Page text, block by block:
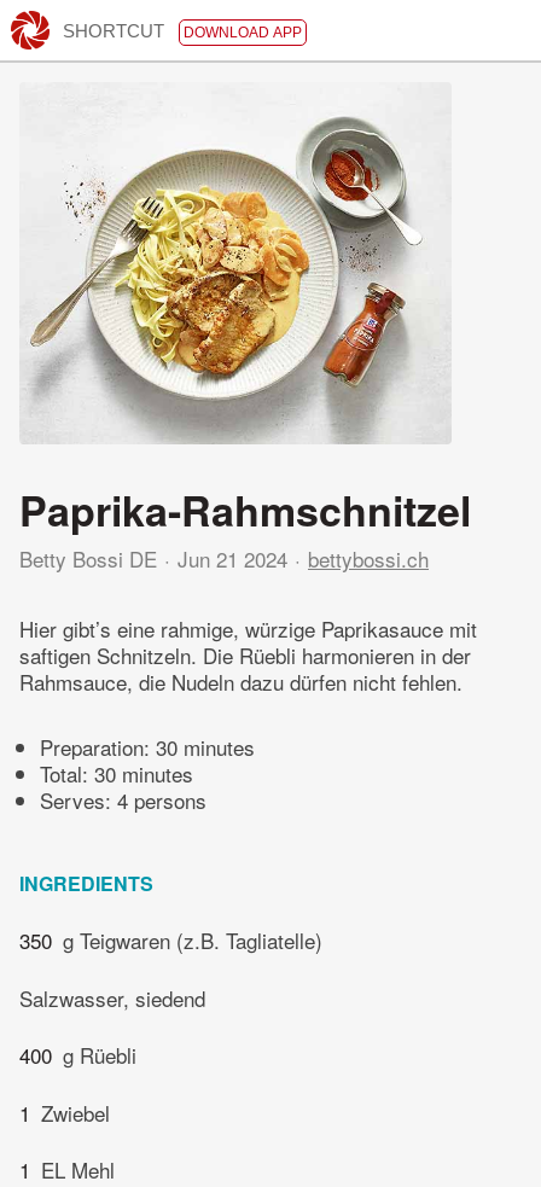
SHORTCUT DOWNLOAD APP
Paprika-Rahmschnitzel
Betty Bossi DE Jun 21 2024 bettybossi.ch
Hier gibt’s eine rahmige, würzige Paprikasauce mit
saftigen Schnitzeln. Die Rüebli harmonieren in der
Rahmsauce, die Nudeln dazu dürfen nicht fehlen.
Preparation: 30 minutes
Total: 30 minutes
Serves: 4 persons
INGREDIENTS
350 g Teigwaren (z.B. Tagliatelle)
Salzwasser, siedend
400 g Rüebli
1 Zwiebel
1 EL Mehl